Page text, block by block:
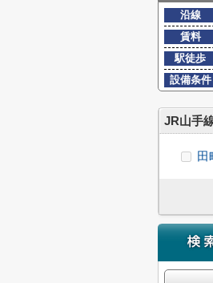
沿線
賃料
駅徒歩
設備条件
JR山手
田